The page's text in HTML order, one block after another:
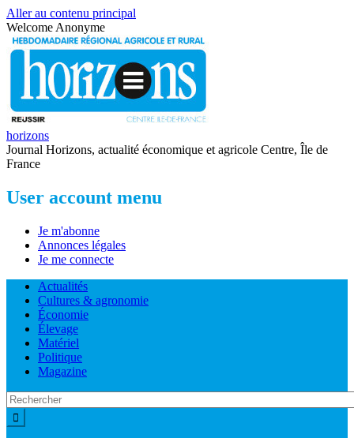
Aller au contenu principal
Welcome Anonyme
horizons
Journal Horizons, actualité économique et agricole Centre, Île de
France
User account menu
Je m'abonne
Annonces légales
Je me connecte
Actualités
Cultures & agronomie
Économie
Élevage
Matériel
Politique
Magazine